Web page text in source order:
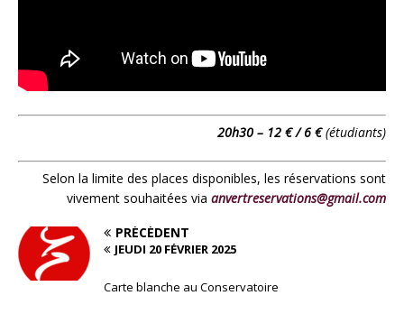
20h30 – 12 € / 6 €(étudiants)
Selon la limite des places disponibles, les réservations sont
vivement souhaitées via anvertreservations@gmail.com
PRÉCÉDENT
JEUDI 20 FÉVRIER 2025
Carte blanche au Conservatoire